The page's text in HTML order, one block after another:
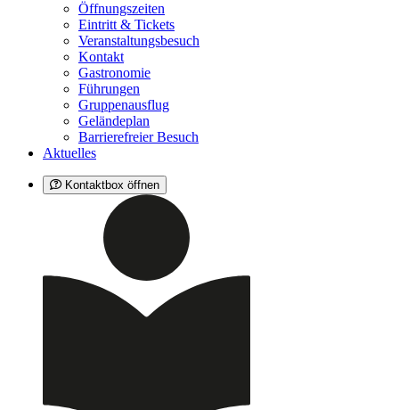
Öffnungszeiten
Eintritt & Tickets
Veranstaltungsbesuch
Kontakt
Gastronomie
Führungen
Gruppenausflug
Geländeplan
Barrierefreier Besuch
Aktuelles
Kontaktbox öffnen